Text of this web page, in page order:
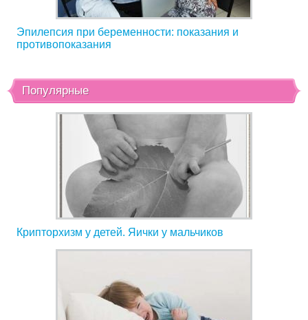
Эпилепсия при беременности: показания и
противопоказания
Популярные
Крипторхизм у детей. Яички у мальчиков